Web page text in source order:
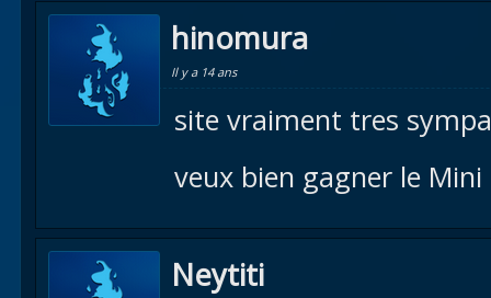
hinomura
Il y a 14 ans
site vraiment tres sympa
veux bien gagner le Mini
Neytiti